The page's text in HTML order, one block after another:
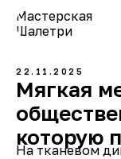
Мастерская
Шалетри
22.11.2025
Мягкая
которую
На тканевом